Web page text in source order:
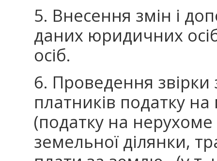
5. Внесення змін і
даних юридичних
осіб.
6. Проведення
платників податку
(податку на
земельної ділянки,